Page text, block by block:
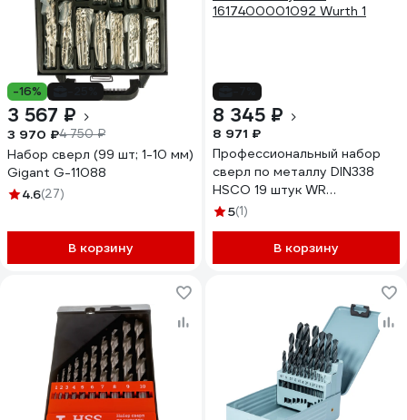
-16%
3 567 ₽
3 970 ₽4 750 ₽
Набор сверл (99 шт; 1-10 мм)
Gigant G-11088
4.6(27)
В корзину
8 345 ₽
8 971 ₽
Профессиональный набор
сверл по металлу DIN338
HSCO 19 штук WR
1617400001092 Wurth 1
5(1)
В корзину